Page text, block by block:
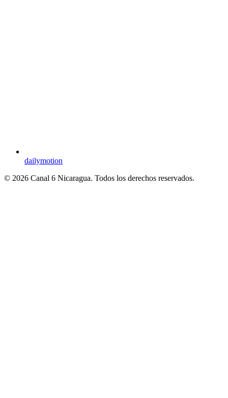
dailymotion
© 2026 Canal 6 Nicaragua. Todos los derechos reservados.